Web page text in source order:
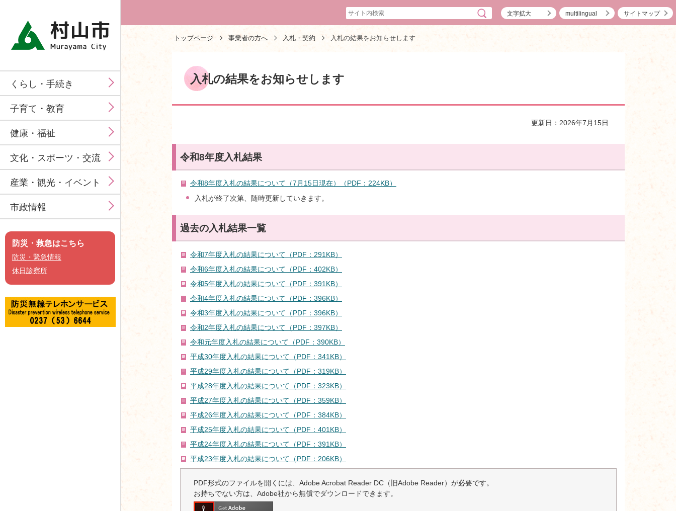
くらし・手続き
子育て・教育
健康・福祉
文化・スポーツ・交流
産業・観光・イベント
市政情報
防災・救急はこちら
防災・緊急情報
休日診察所
文字拡大 multilingual サイトマップ
トップページ 事業者の方へ 入札・契約 入札の結果をお知らせします
入札の結果をお知らせします
更新日：2026年7月15日
令和8年度入札結果
令和8年度入札の結果について（7月15日現在）（PDF：224KB）
入札が終了次第、随時更新していきます。
過去の入札結果一覧
令和7年度入札の結果について（PDF：291KB）
令和6年度入札の結果について（PDF：402KB）
令和5年度入札の結果について（PDF：391KB）
令和4年度入札の結果について（PDF：396KB）
令和3年度入札の結果について（PDF：396KB）
令和2年度入札の結果について（PDF：397KB）
令和元年度入札の結果について（PDF：390KB）
平成30年度入札の結果について（PDF：341KB）
平成29年度入札の結果について（PDF：319KB）
平成28年度入札の結果について（PDF：323KB）
平成27年度入札の結果について（PDF：359KB）
平成26年度入札の結果について（PDF：384KB）
平成25年度入札の結果について（PDF：401KB）
平成24年度入札の結果について（PDF：391KB）
平成23年度入札の結果について（PDF：206KB）
PDF形式のファイルを開くには、Adobe Acrobat Reader DC（旧Adobe Reader）が必要です。
お持ちでない方は、Adobe社から無償でダウンロードできます。